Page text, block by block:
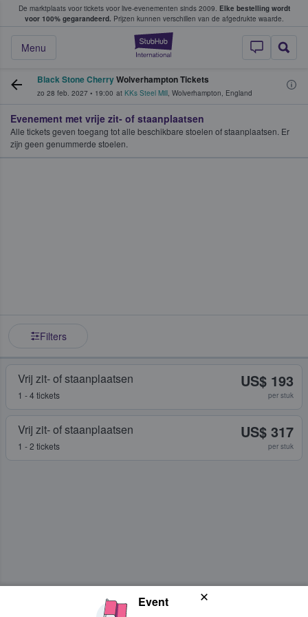
De marktplaats voor tickets voor live-evenementen sinds 2009. Elke bestelling wordt
voor 100% gegarandeerd. Prijzen kunnen verschillen van de afgedrukte waarde.
StubHub: waar
Menu
tickets kopen en verkopen
Black Stone CherryWolverhampton Tickets
zo 28 feb. 2027 • 19:00 at KKs Steel Mill, Wolverhampton, England
Evenement met vrije zit- of staanplaatsen
Alle tickets geven toegang tot alle beschikbare stoelen of staanplaatsen. Er
zijn geen genummerde stoelen.
Filters
Vrij zit- of staanplaatsen
1 - 4 tickets
US$ 193
per stuk
Vrij zit- of staanplaatsen
1 - 2 tickets
US$ 317
per stuk
Event